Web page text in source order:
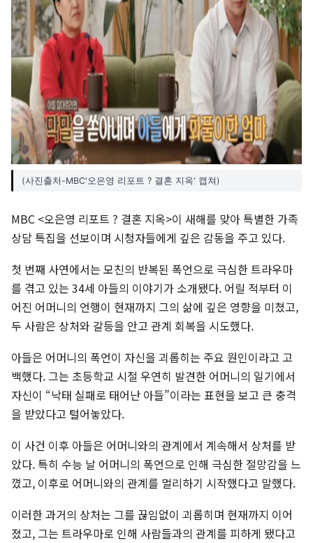
(사진출처-MBC'오은영 리포트 ? 결혼 지옥' 캡쳐)
MBC <오은영 리포트 ? 결혼 지옥>이 새해를 맞아 특별한 가족
상담 특집을 선보이며 시청자들에게 깊은 감동을 주고 있다.
첫 번째 사연에서는 모친의 반복된 폭언으로 극심한 트라우마
를 겪고 있는 34세 아들의 이야기가 소개됐다. 어릴 적부터 이
어진 어머니의 언행이 현재까지 그의 삶에 깊은 영향을 미쳤고,
두 사람은 상처와 갈등을 안고 관계 회복을 시도했다.
아들은 어머니의 폭언이 자신을 괴롭히는 주요 원인이라고 고
백했다. 그는 초등학교 시절 우연히 발견한 어머니의 일기에서
자신이 “낙태 실패로 태어난 아들”이라는 표현을 보고 큰 충격
을 받았다고 털어놓았다.
이 사건 이후 아들은 어머니와의 관계에서 계속해서 상처를 받
았다. 특히 수능 날 어머니의 폭언으로 인해 극심한 절망감을 느
꼈고, 이후로 어머니와의 관계를 멀리하기 시작했다고 말했다.
이러한 과거의 상처는 그를 끊임없이 괴롭히며 현재까지 이어
졌고, 그는 트라우마로 인해 사람들과의 관계를 피하게 됐다고